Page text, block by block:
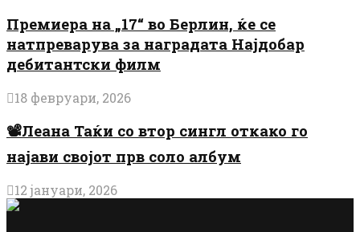
Премиера на „17“ во Берлин, ќе се
натпреварува за наградата Најдобар
дебитантски филм
18 февруари, 2026
📽️Леана Таќи со втор сингл откако го
најави својот прв соло албум
12 јануари, 2026